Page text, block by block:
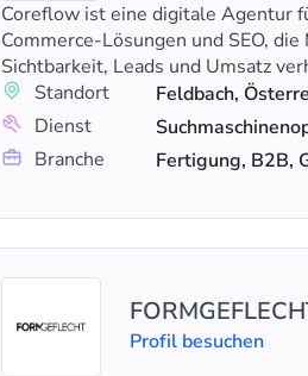
Coreflow ist eine digitale Agentur
Commerce-Lösungen und SEO,
Sichtbarkeit, Leads und Umsatz
Standort
Feldbach,
Dienst
Branche
Fertigung, B2B,
Profil besuchen